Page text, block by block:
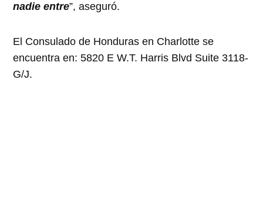
nadie entre”, aseguró.
El Consulado de Honduras en Charlotte se
encuentra en: 5820 E W.T. Harris Blvd Suite 3118-
G/J.